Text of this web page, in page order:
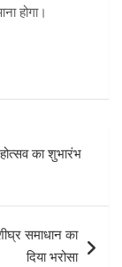
होगा।
ar
e
का शुभारंभ
समाधान का
दिया भरोसा